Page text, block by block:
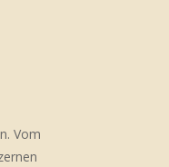
Vom